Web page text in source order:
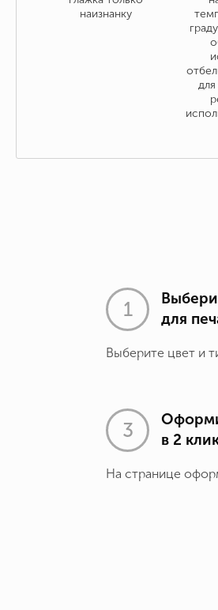
наизнанку
для
Выберите цвет и
в 2
На странице